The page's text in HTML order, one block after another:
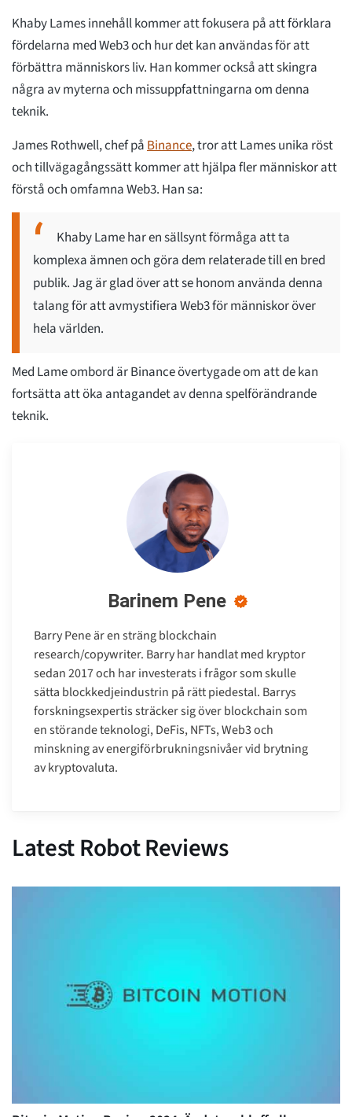
Khaby Lames innehåll kommer att fokusera på att förklara
fördelarna med Web3 och hur det kan användas för att
förbättra människors liv. Han kommer också att skingra
några av myterna och missuppfattningarna om denna
teknik.
James Rothwell, chef på Binance, tror att Lames unika röst
och tillvägagångssätt kommer att hjälpa fler människor att
förstå och omfamna Web3. Han sa:
Khaby Lame har en sällsynt förmåga att ta
komplexa ämnen och göra dem relaterade till en bred
publik. Jag är glad över att se honom använda denna
talang för att avmystifiera Web3 för människor över
hela världen.
Med Lame ombord är Binance övertygade om att de kan
fortsätta att öka antagandet av denna spelförändrande
teknik.
Barinem Pene
Barry Pene är en sträng blockchain
research/copywriter. Barry har handlat med kryptor
sedan 2017 och har investerats i frågor som skulle
sätta blockkedjeindustrin på rätt piedestal. Barrys
forskningsexpertis sträcker sig över blockchain som
en störande teknologi, DeFis, NFTs, Web3 och
minskning av energiförbrukningsnivåer vid brytning
av kryptovaluta.
Latest Robot Reviews